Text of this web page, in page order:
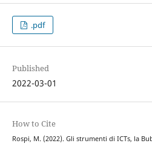
.pdf
Published
2022-03-01
How to Cite
Rospi, M. (2022). Gli strumenti di ICTs, la